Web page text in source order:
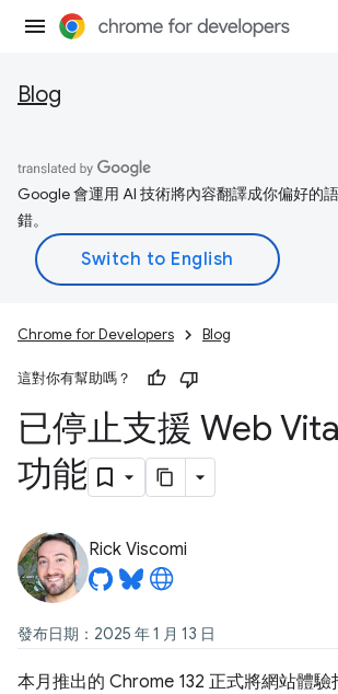
Blog
Google 會運用 AI 技術將內容翻譯成你偏好的
錯。
Chrome for Developers Blog
這對你有幫助嗎？
已停止支援 Web
功能
Rick Viscomi
發布日期：2025 年 1 月 13 日
本月推出的 Chrome 132 正式將網站體驗